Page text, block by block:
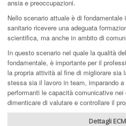
ansia e preoccupazioni.
Nello scenario attuale è di fondamentale
sanitario ricevere una adeguata
scientifica, ma anche in ambito di
In questo scenario nel quale la qualità
fondamentale, è importante per il
la propria attività al fine di migliorare sia
stessa sia il lavoro in team, imparando
performanti le capacità comunicative
dimenticare di valutare e controllare il
Dettagli ECM